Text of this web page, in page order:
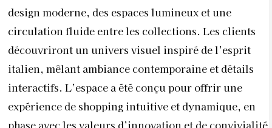
design moderne, des espaces lumineux et une
circulation fluide entre les collections. Les clients
découvriront un univers visuel inspiré de l’esprit
italien, mêlant ambiance contemporaine et détails
interactifs. L’espace a été conçu pour offrir une
expérience de shopping intuitive et dynamique, en